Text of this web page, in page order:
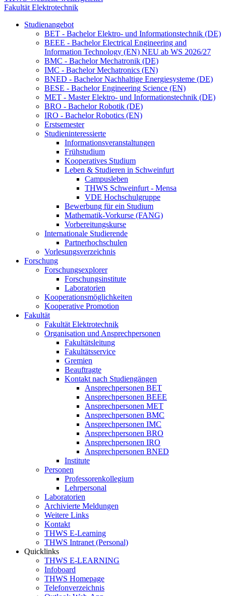
Fakultät Elektrotechnik
Studienangebot
BET - Bachelor Elektro- und Informationstechnik (DE)
BEEE - Bachelor Electrical Engineering and
Information Technology (EN) NEU ab WS 2026/27
BMC - Bachelor Mechatronik (DE)
IMC - Bachelor Mechatronics (EN)
BNED - Bachelor Nachhaltige Energiesysteme (DE)
BESE - Bachelor Engineering Science (EN)
MET - Master Elektro- und Informationstechnik (DE)
BRO - Bachelor Robotik (DE)
IRO - Bachelor Robotics (EN)
Erstsemester
Studieninteressierte
Informationsveranstaltungen
Frühstudium
Kooperatives Studium
Leben & Studieren in Schweinfurt
Campusleben
THWS Schweinfurt - Mensa
VDE Hochschulgruppe
Bewerbung für ein Studium
Mathematik-Vorkurse (FANG)
Vorbereitungskurse
Internationale Studierende
Partnerhochschulen
Vorlesungsverzeichnis
Forschung
Forschungsexplorer
Forschungsinstitute
Laboratorien
Kooperationsmöglichkeiten
Kooperative Promotion
Fakultät
Fakultät Elektrotechnik
Organisation und Ansprechpersonen
Fakultätsleitung
Fakultätsservice
Gremien
Beauftragte
Kontakt nach Studiengängen
Ansprechpersonen BET
Ansprechpersonen BEEE
Ansprechpersonen MET
Ansprechpersonen BMC
Ansprechpersonen IMC
Ansprechpersonen BRO
Ansprechpersonen IRO
Ansprechpersonen BNED
Institute
Personen
Professorenkollegium
Lehrpersonal
Laboratorien
Archivierte Meldungen
Weitere Links
Kontakt
THWS E-Learning
THWS Intranet (Personal)
Quicklinks
THWS E-LEARNING
Infoboard
THWS Homepage
Telefonverzeichnis